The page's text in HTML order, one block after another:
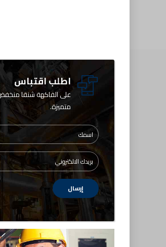
اطلب اقتباس
على الفاكهة شنقا
متميزة.